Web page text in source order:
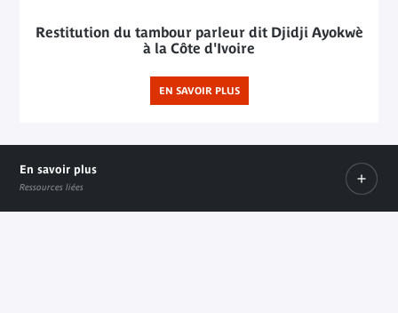
Restitution du tambour parleur dit Djidji Ayokwè
à la Côte d'Ivoire
EN SAVOIR PLUS
En savoir plus
Ressources liées